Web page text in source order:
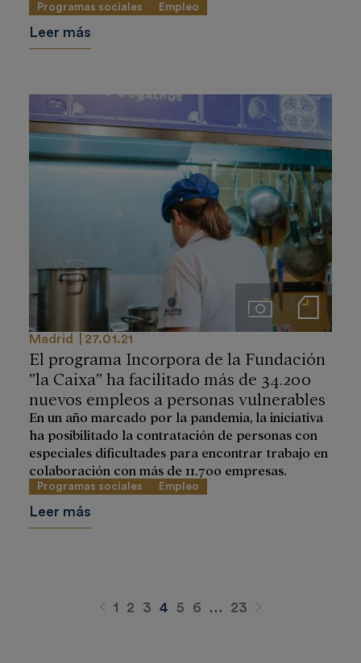
Programas sociales Empleo
Leer más
ImágenesNotas de prensa
Madrid 27.01.21
El programa Incorpora de la Fundación
”la Caixa” ha facilitado más de 34.200
nuevos empleos a personas vulnerables
En un año marcado por la pandemia, la iniciativa
ha posibilitado la contratación de personas con
especiales dificultades para encontrar trabajo en
colaboración con más de 11.700 empresas.
Programas sociales Empleo
Leer más
Anterior
1 2 3 4 5 6 … 23 Siguiente